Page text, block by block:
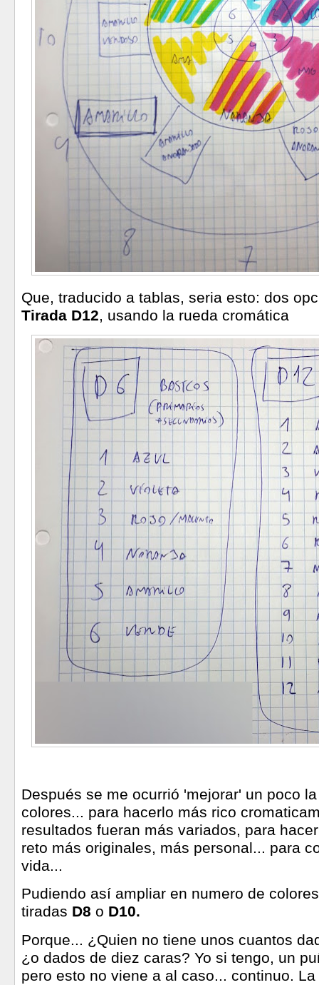
Que, traducido a tablas, seria esto: dos
Tirada D12, usando la rueda cromática
Después se me ocurrió 'mejorar' un poco
colores... para hacerlo más rico
resultados fueran más variados, para
reto más originales, más personal... para
vida...
Pudiendo así ampliar en numero de
tiradas D8 o D10.
Porque... ¿Quien no tiene unos cuantos
¿o dados de diez caras? Yo si tengo, un
pero esto no viene a al caso... continuo. La